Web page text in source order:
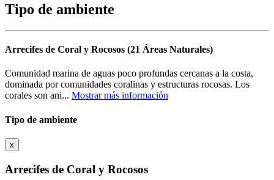
Tipo de ambiente
Arrecifes de Coral y Rocosos (21 Áreas Naturales)
Comunidad marina de aguas poco profundas cercanas a la costa,
dominada por comunidades coralinas y estructuras rocosas. Los
corales son ani... Mostrar más información
Tipo de ambiente
x
Arrecifes de Coral y Rocosos